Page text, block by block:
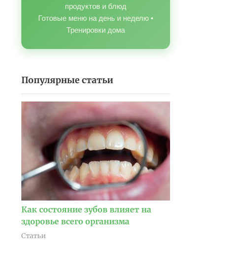
продуктов и блюд
Готовые меню на день и неделю •
Тренировки дома
Популярные статьи
Как состояние зубов влияет на
здоровье всего организма
Статьи